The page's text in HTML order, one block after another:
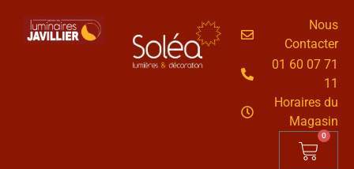
Nous
Contacter
01 60 07 71
11
Horaires du
Magasin
0